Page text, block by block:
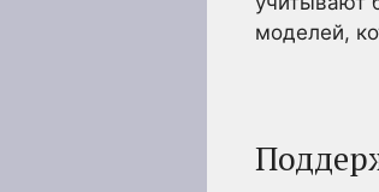
моделей,